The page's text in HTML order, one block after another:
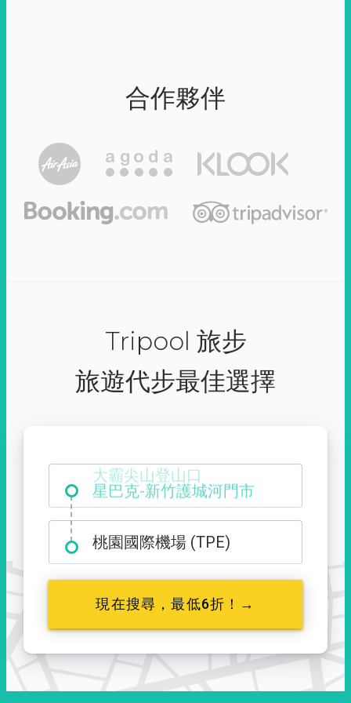
合作夥伴
Tripool 旅步
旅遊代步最佳選擇
大霸尖山登山口
桃園國際機場 (TPE)
現在搜尋，最低6折！→